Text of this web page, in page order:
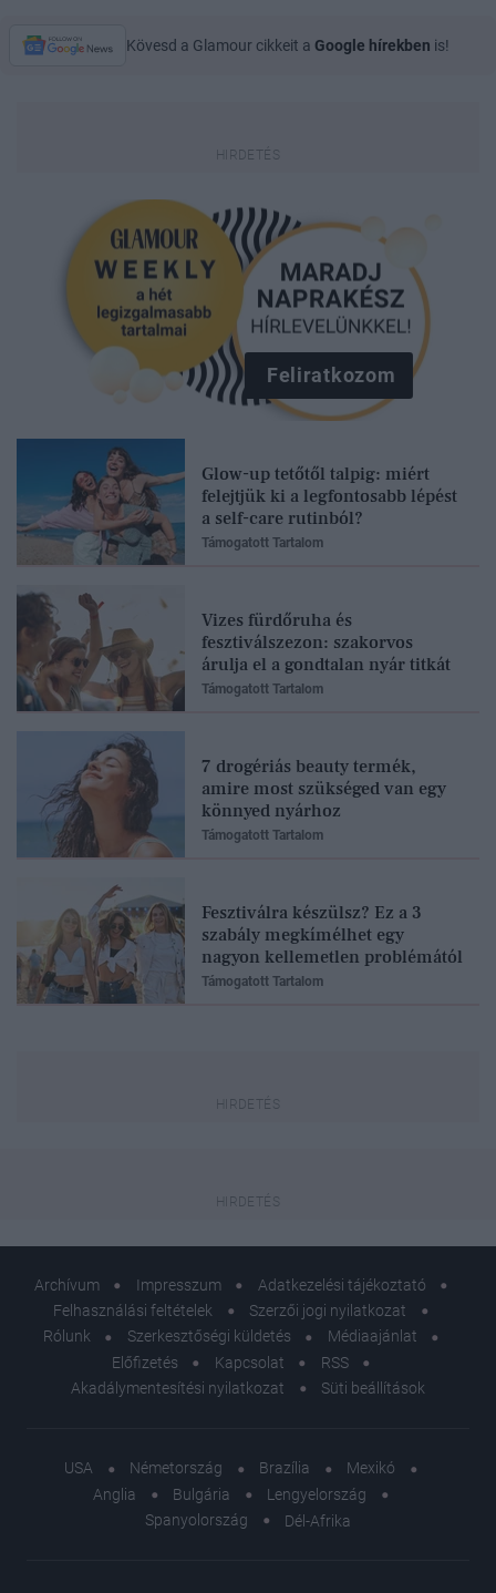
Kövesd a Glamour cikkeit a Google hírekben is!
Feliratkozom
Glow-up tetőtől talpig: miért
felejtjük ki a legfontosabb lépést
a self-care rutinból?
Támogatott Tartalom
Vizes fürdőruha és
fesztiválszezon: szakorvos
árulja el a gondtalan nyár titkát
Támogatott Tartalom
7 drogériás beauty termék,
amire most szükséged van egy
könnyed nyárhoz
Támogatott Tartalom
Fesztiválra készülsz? Ez a 3
szabály megkímélhet egy
nagyon kellemetlen problémától
Támogatott Tartalom
Archívum Impresszum
Adatkezelési tájékoztató
Felhasználási feltételek
Szerzői jogi nyilatkozat
Rólunk
Szerkesztőségi küldetés
Médiaajánlat
Előfizetés
Kapcsolat
RSS
Akadálymentesítési nyilatkozat
Süti beállítások
USA Németország Brazília
Mexikó
Anglia
Bulgária
Lengyelország
Spanyolország
Dél-Afrika